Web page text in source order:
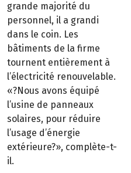
grande majorité du
personnel, il a grandi
dans le coin. Les
bâtiments de la firme
tournent entièrement à
l’électricité renouvelable.
«?Nous avons équipé
l’usine de panneaux
solaires, pour réduire
l’usage d’énergie
extérieure?», complète-t-
il.